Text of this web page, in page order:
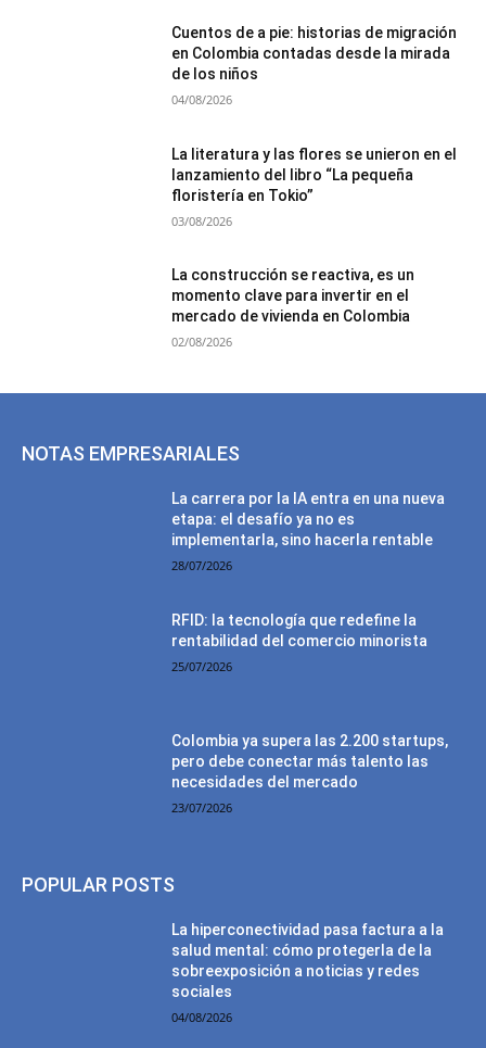
Cuentos de a pie: historias de migración
en Colombia contadas desde la mirada
de los niños
04/08/2026
La literatura y las flores se unieron en el
lanzamiento del libro “La pequeña
floristería en Tokio”
03/08/2026
La construcción se reactiva, es un
momento clave para invertir en el
mercado de vivienda en Colombia
02/08/2026
NOTAS EMPRESARIALES
La carrera por la IA entra en una nueva
etapa: el desafío ya no es
implementarla, sino hacerla rentable
28/07/2026
RFID: la tecnología que redefine la
rentabilidad del comercio minorista
25/07/2026
Colombia ya supera las 2.200 startups,
pero debe conectar más talento las
necesidades del mercado
23/07/2026
POPULAR POSTS
La hiperconectividad pasa factura a la
salud mental: cómo protegerla de la
sobreexposición a noticias y redes
sociales
04/08/2026